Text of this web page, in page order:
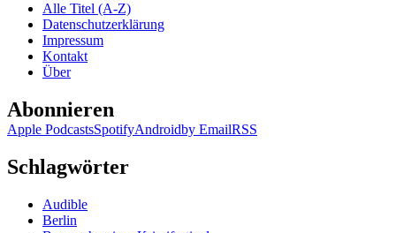
Alle Titel (A-Z)
Datenschutzerklärung
Impressum
Kontakt
Über
Abonnieren
Apple PodcastsSpotifyAndroidby EmailRSS
Schlagwörter
Audible
Berlin